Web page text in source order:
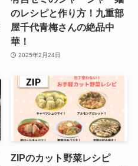
のレシピと作り方！九重部
屋千代青梅さんの絶品中
華！
2025年2月24日
ZIPのカット野菜レシピ